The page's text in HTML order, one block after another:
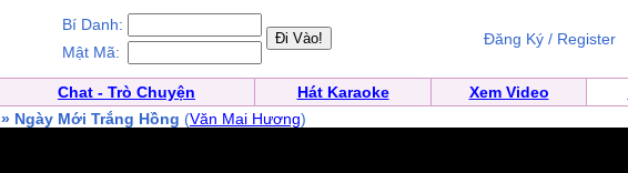
Bí Danh:
Mật Mã:
Đăng Ký / Register
Chat - Trò Chuyện Hát Karaoke Xem Video
» Ngày Mới Trắng Hồng (Văn Mai Hương)